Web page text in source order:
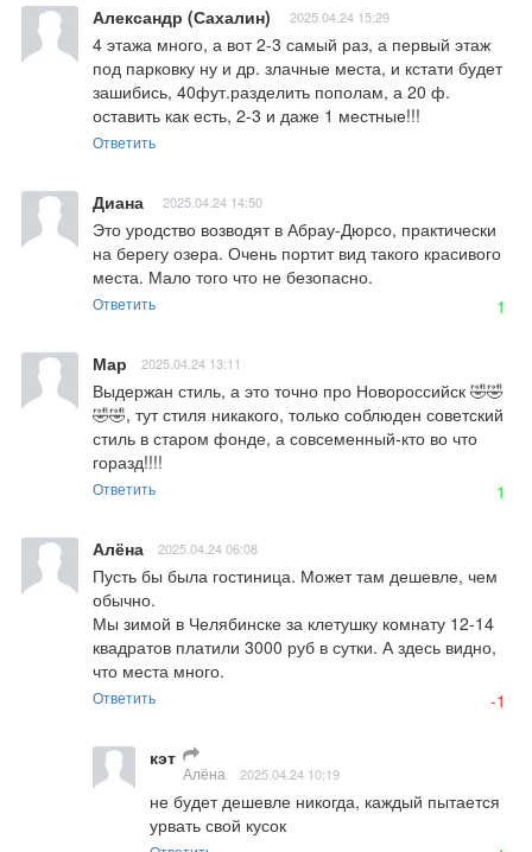
Александр (Сахалин) 2025.04.24 15:29
4 этажа много, а вот 2-3 самый раз, а первый этаж
под парковку ну и др. злачные места, и кстати будет
зашибись, 40фут.разделить пополам, а 20 ф.
оставить как есть, 2-3 и даже 1 местные!!!
Ответить
Диана 2025.04.24 14:50
Это уродство возводят в Абрау-Дюрсо, практически
на берегу озера. Очень портит вид такого красивого
места. Мало того что не безопасно.
Ответить 1
Мар 2025.04.24 13:11
Выдержан стиль, а это точно про Новороссийск 🤣🤣
🤣🤣, тут стиля никакого, только соблюден советский
стиль в старом фонде, а совсеменный-кто во что
горазд!!!!
Ответить 1
Алёна 2025.04.24 06:08
Пусть бы была гостиница. Может там дешевле, чем
обычно.
Мы зимой в Челябинске за клетушку комнату 12-14
квадратов платили 3000 руб в сутки. А здесь видно,
что места много.
Ответить -1
кэт
Алёна 2025.04.24 10:19
не будет дешевле никогда, каждый пытается
урвать свой кусок